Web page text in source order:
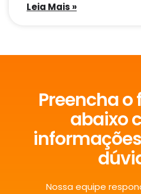
Leia Mais »
Preencha
abaixo
Nossa equipe